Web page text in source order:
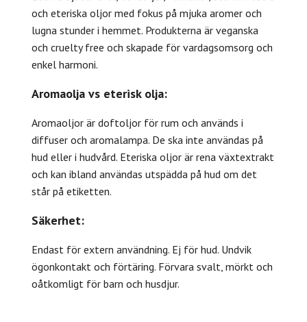
och eteriska oljor med fokus på mjuka aromer och
lugna stunder i hemmet. Produkterna är veganska
och cruelty free och skapade för vardagsomsorg och
enkel harmoni.
Aromaolja vs eterisk olja:
Aromaoljor är doftoljor för rum och används i
diffuser och aromalampa. De ska inte användas på
hud eller i hudvård. Eteriska oljor är rena växtextrakt
och kan ibland användas utspädda på hud om det
står på etiketten.
Säkerhet:
Endast för extern användning. Ej för hud. Undvik
ögonkontakt och förtäring. Förvara svalt, mörkt och
oåtkomligt för barn och husdjur.